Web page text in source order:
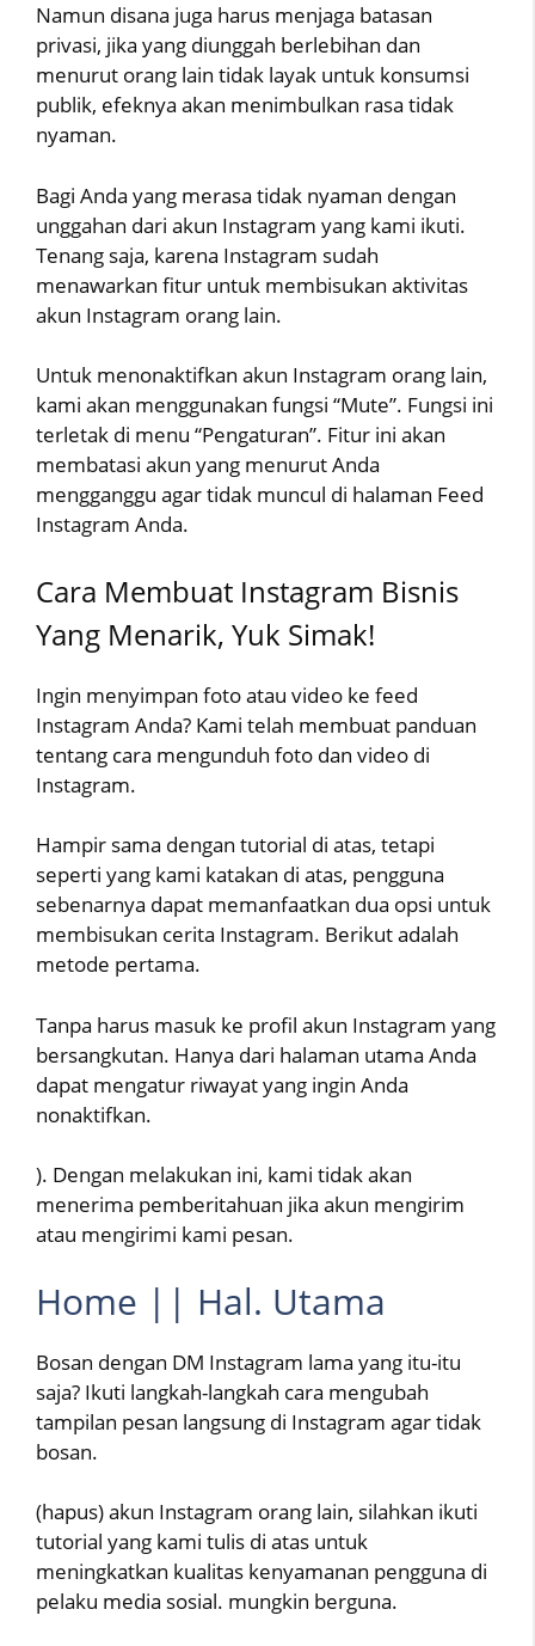
Namun disana juga harus menjaga batasan
privasi, jika yang diunggah berlebihan dan
menurut orang lain tidak layak untuk konsumsi
publik, efeknya akan menimbulkan rasa tidak
nyaman.
Bagi Anda yang merasa tidak nyaman dengan
unggahan dari akun Instagram yang kami ikuti.
Tenang saja, karena Instagram sudah
menawarkan fitur untuk membisukan aktivitas
akun Instagram orang lain.
Untuk menonaktifkan akun Instagram orang lain,
kami akan menggunakan fungsi “Mute”. Fungsi ini
terletak di menu “Pengaturan”. Fitur ini akan
membatasi akun yang menurut Anda
mengganggu agar tidak muncul di halaman Feed
Instagram Anda.
Cara Membuat Instagram Bisnis
Yang Menarik, Yuk Simak!
Ingin menyimpan foto atau video ke feed
Instagram Anda? Kami telah membuat panduan
tentang cara mengunduh foto dan video di
Instagram.
Hampir sama dengan tutorial di atas, tetapi
seperti yang kami katakan di atas, pengguna
sebenarnya dapat memanfaatkan dua opsi untuk
membisukan cerita Instagram. Berikut adalah
metode pertama.
Tanpa harus masuk ke profil akun Instagram yang
bersangkutan. Hanya dari halaman utama Anda
dapat mengatur riwayat yang ingin Anda
nonaktifkan.
). Dengan melakukan ini, kami tidak akan
menerima pemberitahuan jika akun mengirim
atau mengirimi kami pesan.
Home || Hal. Utama
Bosan dengan DM Instagram lama yang itu-itu
saja? Ikuti langkah-langkah cara mengubah
tampilan pesan langsung di Instagram agar tidak
bosan.
(hapus) akun Instagram orang lain, silahkan ikuti
tutorial yang kami tulis di atas untuk
meningkatkan kualitas kenyamanan pengguna di
pelaku media sosial. mungkin berguna.